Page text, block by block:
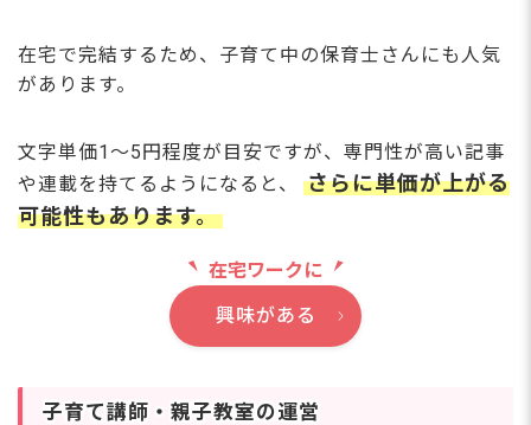
在宅で完結するため、子育て中の保育士さんにも人気
があります。
文字単価1〜5円程度が目安ですが、専門性が高い記事
や連載を持てるようになると、
さらに単価が上がる
可能性もあります。
在宅ワークに
興味がある
子育て講師・親子教室の運営